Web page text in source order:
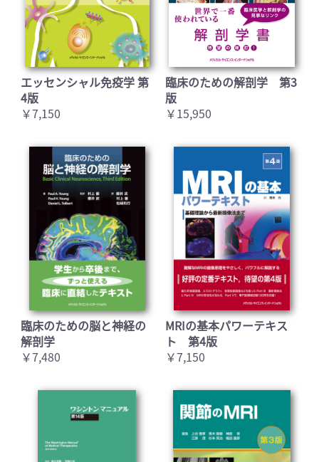
エッセンシャル免疫学 第
4版
￥7,150
臨床のための解剖学 第3
版
￥15,950
臨床のための脳と神経の
解剖学
￥7,480
MRIの基本パワーテキス
ト 第4版
￥7,150